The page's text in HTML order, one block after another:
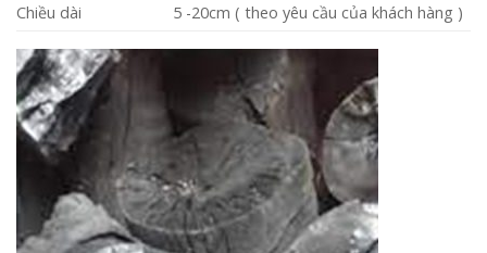
Chiều dài
5 -20cm ( theo yêu cầu của khách hàng )